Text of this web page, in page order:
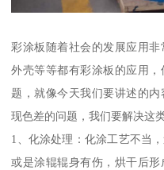
彩涂板随着社会的发展应用
外壳等等都有彩涂板的应用
题，就像今天我们要讲述的
现色差的问题，我们要解决这
1、化涂处理：化涂工艺不当
或是涂辊辊身有伤，烘干后